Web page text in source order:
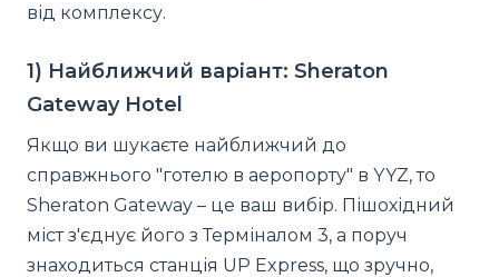
від комплексу.
1) Найближчий варіант: Sheraton
Gateway Hotel
Якщо ви шукаєте найближчий до
справжнього "готелю в аеропорту" в YYZ, то
Sheraton Gateway – це ваш вибір. Пішохідний
міст з'єднує його з Терміналом 3, а поруч
знаходиться станція UP Express, що зручно,